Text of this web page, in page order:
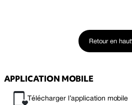
Retour en haut
APPLICATION MOBILE
Télécharger l’application mobile